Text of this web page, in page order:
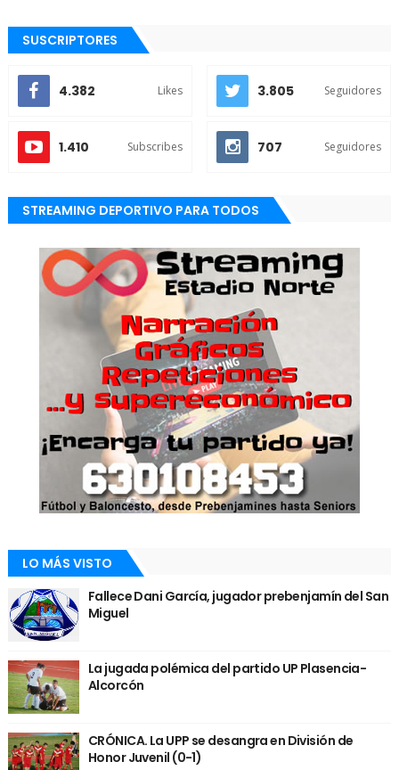
SUSCRIPTORES
4.382 Likes 3.805 Seguidores
1.410 Subscribes 707 Seguidores
STREAMING DEPORTIVO PARA TODOS
LO MÁS VISTO
Fallece Dani García, jugador prebenjamín del San
Miguel
La jugada polémica del partido UP Plasencia-
Alcorcón
CRÓNICA. La UPP se desangra en División de
Honor Juvenil (0-1)